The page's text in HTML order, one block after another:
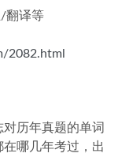
翻译等
2082.html
历年真题的单词
哪几年考过，出
音乐，抖音快手素材
春季班 2026-03-21